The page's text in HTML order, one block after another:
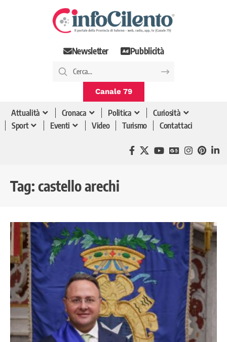
Newsletter Pubblicità
Canale 79
Attualità Cronaca Politica
Curiosità
Sport
Eventi Video Turismo Contattaci
Tag: castello arechi